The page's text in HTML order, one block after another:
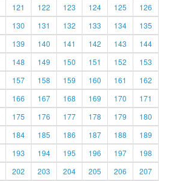
121 122 123 124 125
126
130 131 132 133 134
135
139 140 141 142 143
144
148 149 150 151 152
153
157 158 159 160 161
162
166 167 168 169 170
171
175 176 177 178 179
180
184 185 186 187 188
189
193 194 195 196 197
198
202 203 204 205 206
207